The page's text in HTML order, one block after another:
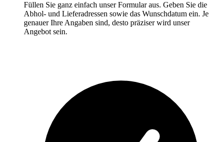
Füllen Sie ganz einfach unser Formular aus. Geben Sie die
Abhol- und Lieferadressen sowie das Wunschdatum ein. Je
genauer Ihre Angaben sind, desto präziser wird unser
Angebot sein.